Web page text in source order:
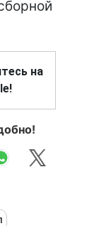
на